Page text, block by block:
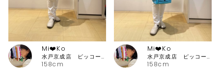
158cm
Mi❤️Ko
水戸京成店 ピッコーネ・ピッコーネクラブ
158cm
Mi❤️Ko
水戸京成店 ピッコーネ・ピッコーネクラブ